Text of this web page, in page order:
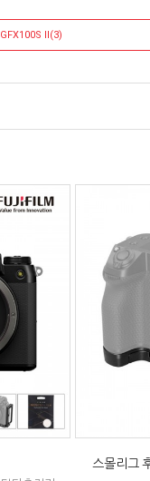
GFX100S II(3)
스몰리그